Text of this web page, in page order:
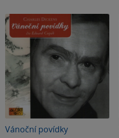
Vánoční povídky